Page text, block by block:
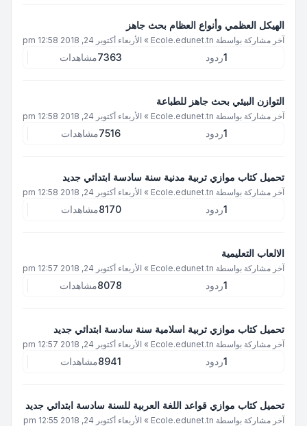
الهيكل العظمي وأنواع العظام بحث جاهز
آخر مشاركة بواسطة Ecole.edunet.tn
» الأربعاء أكتوبر 24, 2018 12:58 pm
1ردود 7363مشاهدات
التوازن البيئي بحث جاهز للطباعة
آخر مشاركة بواسطة Ecole.edunet.tn
» الأربعاء أكتوبر 24, 2018 12:58 pm
1ردود 7516مشاهدات
تحميل كتاب موازي تربية مدنية سنة سادسة ابتدائي جديد
آخر مشاركة بواسطة Ecole.edunet.tn
» الأربعاء أكتوبر 24, 2018 12:58 pm
1ردود 8170مشاهدات
الالعاب التعليمية
آخر مشاركة بواسطة Ecole.edunet.tn
» الأربعاء أكتوبر 24, 2018 12:57 pm
1ردود 8078مشاهدات
تحميل كتاب موازي تربية اسلامية سنة سادسة ابتدائي جديد
آخر مشاركة بواسطة Ecole.edunet.tn
» الأربعاء أكتوبر 24, 2018 12:57 pm
1ردود 8941مشاهدات
تحميل كتاب موازي قواعد اللغة العربية للسنة سادسة ابتدائي جديد
آخر مشاركة بواسطة Ecole.edunet.tn
» الأربعاء أكتوبر 24, 2018 12:55 pm